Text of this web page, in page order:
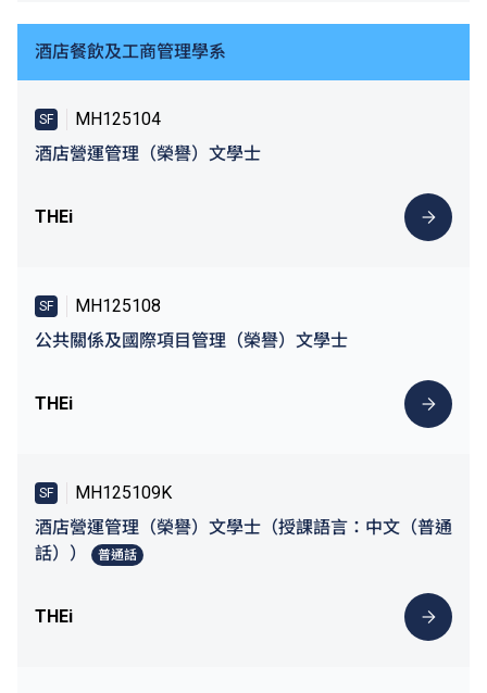
酒店餐飲及工商管理學系
SF
MH125104
酒店營運管理（榮譽）文學士
THEi
SF
MH125108
公共關係及國際項目管理（榮譽）文學士
THEi
SF
MH125109K
酒店營運管理（榮譽）文學士（授課語言：中文（普通
話））
普通話
THEi